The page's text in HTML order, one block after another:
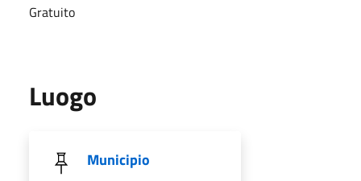
Gratuito
Luogo
Municipio